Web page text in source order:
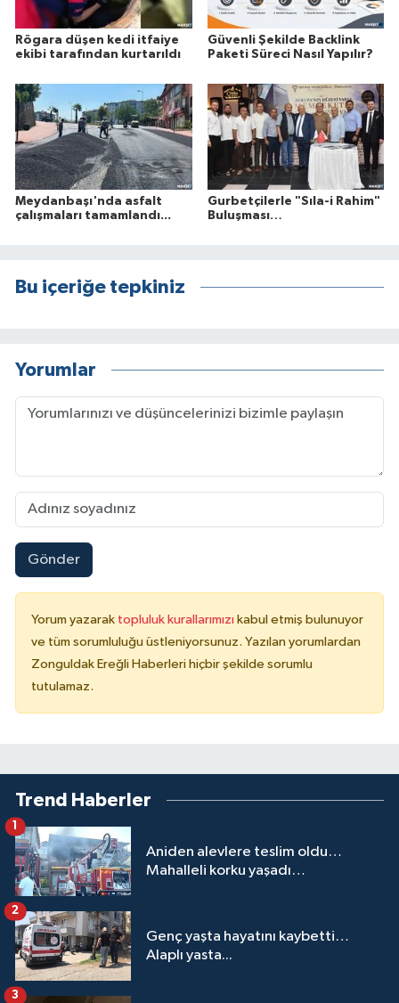
Rögara düşen kedi itfaiye
ekibi tarafından kurtarıldı
Güvenli Şekilde Backlink
Paketi Süreci Nasıl Yapılır?
Meydanbaşı'nda asfalt
çalışmaları tamamlandı...
Gurbetçilerle "Sıla-i Rahim"
Buluşması…
Bu içeriğe tepkiniz
Yorumlar
Gönder
Yorum yazarak topluluk kurallarımızı kabul etmiş bulunuyor
ve tüm sorumluluğu üstleniyorsunuz. Yazılan yorumlardan
Zonguldak Ereğli Haberleri hiçbir şekilde sorumlu
tutulamaz.
Trend Haberler
Aniden alevlere teslim oldu…
Mahalleli korku yaşadı…
Genç yaşta hayatını kaybetti…
Alaplı yasta...
2
3